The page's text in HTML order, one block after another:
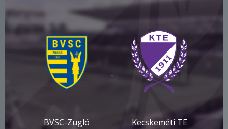
BVSC-Zugló
-
Kecskeméti TE